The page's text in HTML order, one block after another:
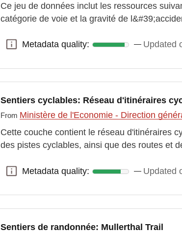
Ce jeu de données inclut les ressources
catégorie de voie et la gravité de
Metadata quality:
Metadata quality: Updated
Sentiers cyclables: Réseau d'itinéraires
From Ministère de l'Economie - Direction
Cette couche contient le réseau d'itinéraires
des pistes cyclables, ainsi que des routes et
Metadata quality:
Metadata quality: Updated
Sentiers de randonnée: Mullerthal Trail